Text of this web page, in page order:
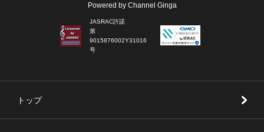
Powered by Channel Ginga
JASRAC許諾
第
9015876002Y31016
号
トップ